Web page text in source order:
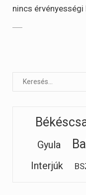
nincs
Gyula
Interjúk